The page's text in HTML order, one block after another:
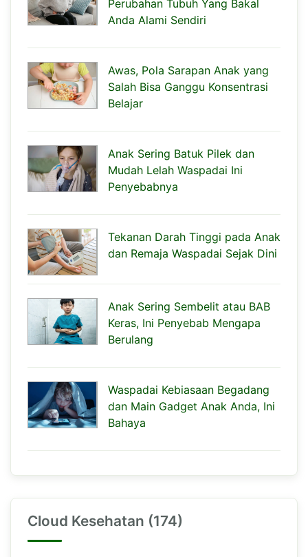
Perubahan Tubuh Yang Bakal
Anda Alami Sendiri
Awas, Pola Sarapan Anak yang
Salah Bisa Ganggu Konsentrasi
Belajar
Anak Sering Batuk Pilek dan
Mudah Lelah Waspadai Ini
Penyebabnya
Tekanan Darah Tinggi pada Anak
dan Remaja Waspadai Sejak Dini
Anak Sering Sembelit atau BAB
Keras, Ini Penyebab Mengapa
Berulang
Waspadai Kebiasaan Begadang
dan Main Gadget Anak Anda, Ini
Bahaya
Cloud Kesehatan (174)